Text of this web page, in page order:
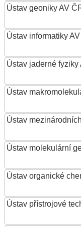
Ústav geoniky AV
Ústav informatiky
Ústav jaderné fyziky
Ústav
Ústav
Ústav molekulární
Ústav organické
Ústav přístrojové